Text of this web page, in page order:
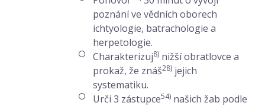
poznání ve vědních oborech
ichtyologie, batrachologie a
herpetologie.
Charakterizuj8) nižší obratlovce a
prokaž, že znáš28) jejich
systematiku.
Urči 3 zástupce54) našich žab podle